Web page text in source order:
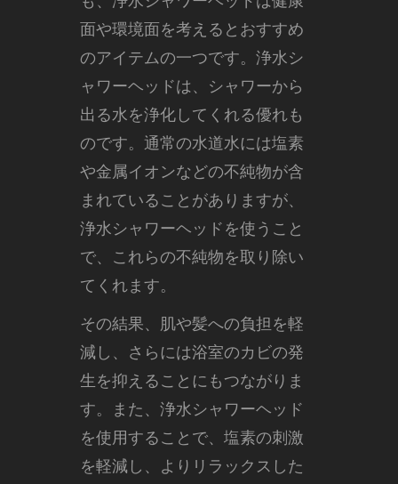
面や環境面を考えるとおすすめ
のアイテムの一つです。浄水シ
ャワーヘッドは、シャワーから
出る水を浄化してくれる優れも
のです。通常の水道水には塩素
や金属イオンなどの不純物が含
まれていることがありますが、
浄水シャワーヘッドを使うこと
で、これらの不純物を取り除い
てくれます。
その結果、肌や髪への負担を軽
減し、さらには浴室のカビの発
生を抑えることにもつながりま
す。また、浄水シャワーヘッド
を使用することで、塩素の刺激
を軽減し、よりリラックスした